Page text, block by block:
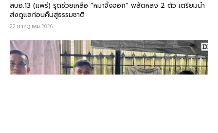
สบอ.13 (แพร่) รุดช่วยเหลือ “หมาจิ้งจอก” พลัดหลง 2 ตัว เตรียมนำ
ส่งดูแลก่อนคืนสู่ธรรมชาติ
22 กรกฎาคม 2026